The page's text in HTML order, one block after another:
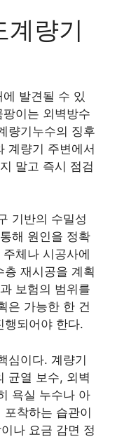
계량기
발견될 수 있
이는 외벽방수
량기누수의 징후
계량기 주변에서
말고 즉시 점검
기반의 수밀성
해 원인을 정확
체나 시공사에
재시공을 계획
보험의 범위를
은 가능한 한 건
행되어야 한다.
심이다. 계량기
균열 보수, 외벽
욕실 누수나 아
착하는 습관이
나 요금 감면 정